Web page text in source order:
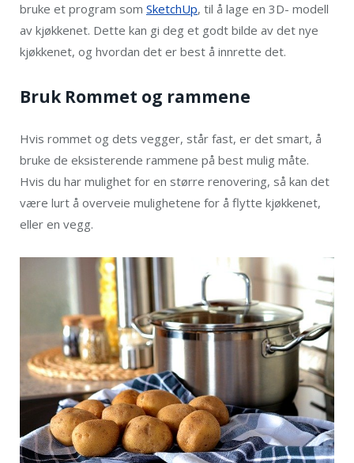
bruke et program som SketchUp, til å lage en 3D- modell
av kjøkkenet. Dette kan gi deg et godt bilde av det nye
kjøkkenet, og hvordan det er best å innrette det.
Bruk Rommet og rammene
Hvis rommet og dets vegger, står fast, er det smart, å
bruke de eksisterende rammene på best mulig måte.
Hvis du har mulighet for en større renovering, så kan det
være lurt å overveie mulighetene for å flytte kjøkkenet,
eller en vegg.